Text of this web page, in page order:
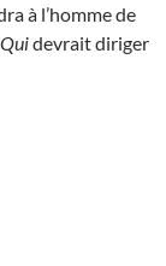
à l’homme de
Quidevrait diriger